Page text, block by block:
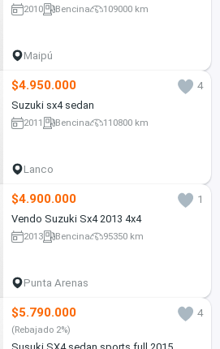
2010 Bencina 109000 km
Maipú
$4.950.000
4
Suzuki sx4 sedan
2011 Bencina 110800 km
Lanco
$4.900.000
1
Vendo Suzuki Sx4 2013 4x4
2013 Bencina 95350 km
Punta Arenas
$5.790.000 4
(Rebajado 2%)